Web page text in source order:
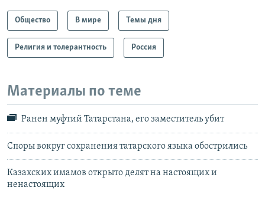
Общество В мире Темы дня
Религия и толерантность Россия
Материалы по теме
Ранен муфтий Татарстана, его заместитель убит
Споры вокруг сохранения татарского языка обострились
Казахских имамов открыто делят на настоящих и
ненастоящих